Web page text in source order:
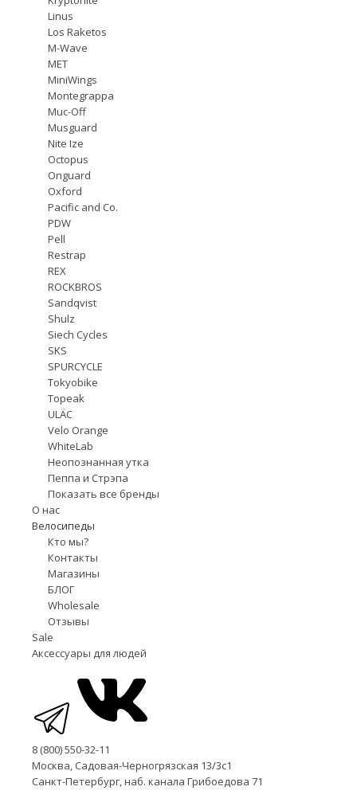
Linus
Los Raketos
M-Wave
MET
MiniWings
Montegrappa
Muc-Off
Musguard
Nite Ize
Octopus
Onguard
Oxford
Pacific and Co.
PDW
Pell
Restrap
REX
ROCKBROS
Sandqvist
Shulz
Siech Cycles
SKS
SPURCYCLE
Tokyobike
Topeak
ULÄC
Velo Orange
WhiteLab
Неопознанная утка
Пеппа и Стрэпа
Показать все бренды
О нас
Велосипеды
Кто мы?
Контакты
Магазины
БЛОГ
Wholesale
Отзывы
Sale
Аксессуары для людей
8 (800) 550-32-11
Москва, Садовая-Черногрязская 13/3с1
Санкт-Петербург, наб. канала Грибоедова 71